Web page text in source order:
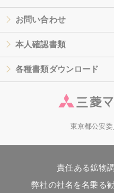
お問い合わせ
本人確認書類
各種書類ダウンロード
東京都公安
責任ある鉱物
弊社の社名を名乗る